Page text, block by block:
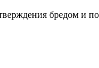
бредом и